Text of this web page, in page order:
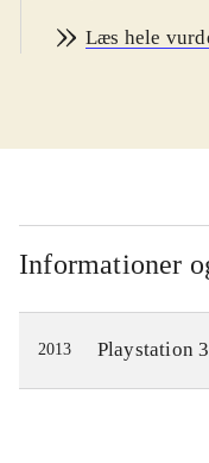
Oliver, som
ekstraordinære
dem bliver
guider Oliver
magiske tricks,
stærk nok til at
Læs hele
Informationer
2013 Playstation 3